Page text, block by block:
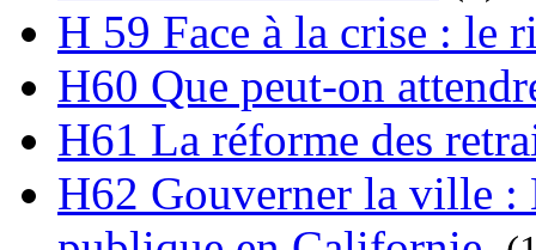
H 59 Face à la crise : le
H60 Que peut-on
H61 La réforme des
H62 Gouverner la ville :